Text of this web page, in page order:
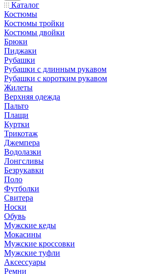
Каталог
Костюмы
Костюмы тройки
Костюмы двойки
Брюки
Пиджаки
Рубашки
Рубашки с длинным рукавом
Рубашки с коротким рукавом
Жилеты
Верхняя одежда
Пальто
Плащи
Куртки
Трикотаж
Джемпера
Водолазки
Лонгсливы
Безрукавки
Поло
Футболки
Свитера
Носки
Обувь
Мужские кеды
Мокасины
Мужские кроссовки
Мужские туфли
Аксессуары
Ремни